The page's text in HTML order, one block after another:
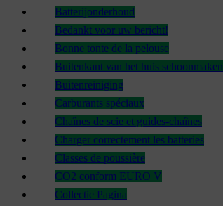
Batterijonderhoud
Bedankt voor uw bericht!
Bonne tonte de la pelouse
Buitenkant van het huis schoonmaken
Buitenreiniging
Carburants spéciaux
Chaînes de scie et guides-chaînes
Charger correctement les batteries
Classes de poussière
CO2 conform EURO V
Collectie Pagina